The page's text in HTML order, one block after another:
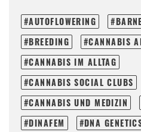
AUTOFLOWERING
BREEDING
CANNABIS
CANNABIS IM ALLTAG
CANNABIS SOCIAL CLUBS
CANNABIS UND MEDIZIN
DINAFEM
DNA